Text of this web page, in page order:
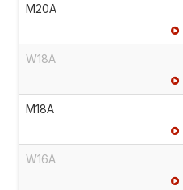
M20A
W18A
M18A
W16A